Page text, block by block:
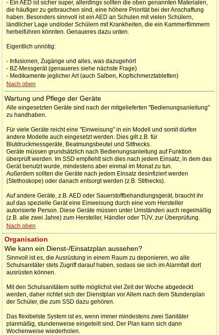
- Ein AED ist sicher super, allerdings sollten die oben genannten Materialen,
die häufiger zu gebrauchen sind, eine höhere Priorität bei der Anschaffung
haben. Besonders sinnvoll ist ein AED an Schulen mit vielen Schülern,
ländlicher Lage und/oder Schülern mit Krankheiten, die ein Kammerflimmern
herbeiführen könnten. Genaueres dazu unten.
Eigentlich unnötig:
- Infusionen, Zugänge und alles, was dazugehört
- BZ-Messgerät (genaueres siehe nächste Frage)
- Medikamente jeglicher Art (auch Salben, Kopfschmerztabletten)
Nach oben
Wartung und Pflege der Geräte
Alle eingesetzten Geräte sind nach der mitgelieferten "Bedienungsanleitung"
zu handhaben.
Für viele Geräte reicht eine "Einweisung" in ein Modell und somit dürfen
andere Modelle auch eingesetzt werden. Dies gilt z.B. für
Blutdruckmessgeräte, Beatmungsbeutel und Sitfnecks.
Geräte müssen grundsätzlich nach Bedienungsanleitung auf Funktion
überprüft werden. Im SSD empfiehlt sich dies nach jedem Einsatz, in dem das
Gerät benutzt wurde, mindestens aber einmal im Monat zu tun.
Außerdem sollten die Geräte nach jedem Einsatz desinfiziert werden
(Stethoskope) oder danach entsorgt werden (z.B. Stifnecks).
Auf andere Geräte, z.B. AED oder Sauerstoffbehandlungsgerät, braucht ihr
auf das spezielle Gerät eine Einweisung durch eine vom Hersteller
autorisierte Person. Diese Geräte müssen unter Umständen auch regelmäßig
(z.B. alle zwei Jahre) zum Hersteller, Händler oder TÜV, zur Überprüfung.
Nach oben
Organisation
Wie kann ein Dienst-/Einsatzplan aussehen?
Sinnvoll ist es, die Ausrüstung in einem Raum zu deponieren, wo alle
Schulsanitäter stets Zugriff darauf haben, sodass sie sich im Alarmfall dort
ausrüsten können.
Mit den Schulsanitätern sollte möglichst viel Zeit der Woche abgedeckt
werden, daher richtet sich der Dienstplan vor Allem nach dem Stundenplan
der Schüler, die zum SSD dazu gehören.
Das flexibelste System ist es, wenn immer mindestens zwei Sanitäter
planmäßig, stundenweise eingeteilt sind. Der Plan kann sich dann
Wochenweise wiederholen.